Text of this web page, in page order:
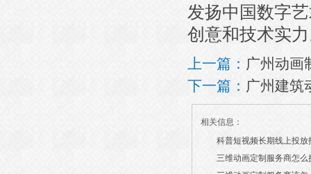
发扬中国数字
创意和技术实
上一篇： 广州动画
下一篇： 广州建筑
相关信息：
科普短视频长期线上投
2026/07/21
三维动画定制服务商怎么